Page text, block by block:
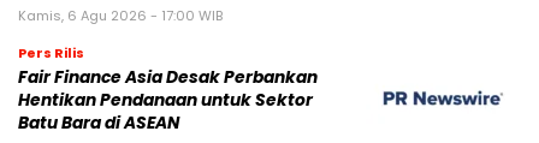
Kamis, 6 Agu 2026 - 17:00 WIB
Pers Rilis
Fair Finance Asia Desak Perbankan
Hentikan Pendanaan untuk Sektor
Batu Bara di ASEAN